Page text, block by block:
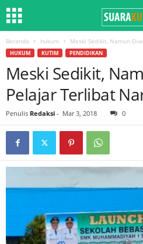
Beranda hukum Meski Sedikit, Namun
HUKUM KUTIM PENDIDIKAN
Meski Sedikit,
Pelajar Terlibat
Penulis Redaksi - Mar 3, 2018 0